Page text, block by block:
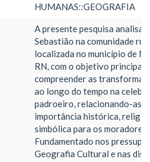
HUMANAS::GEOGRAFIA
A presente pesquisa analisa
Sebastião na comunidade
localizada no município de
RN, com o objetivo principal
compreender as
ao longo do tempo na
padroeiro, relacionando-as à
importância histórica,
simbólica para os moradores
Fundamentado nos
Geografia Cultural e nas